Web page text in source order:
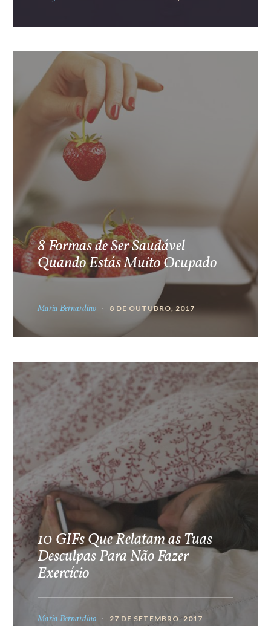
8 Formas de Ser Saudável
Quando Estás Muito Ocupado
Maria Bernardino 8 DE OUTUBRO, 2017
10 GIFs Que Relatam as Tuas
Desculpas Para Não Fazer
Exercício
Maria Bernardino 27 DE SETEMBRO, 2017